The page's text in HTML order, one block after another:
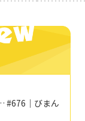
#676｜びまん